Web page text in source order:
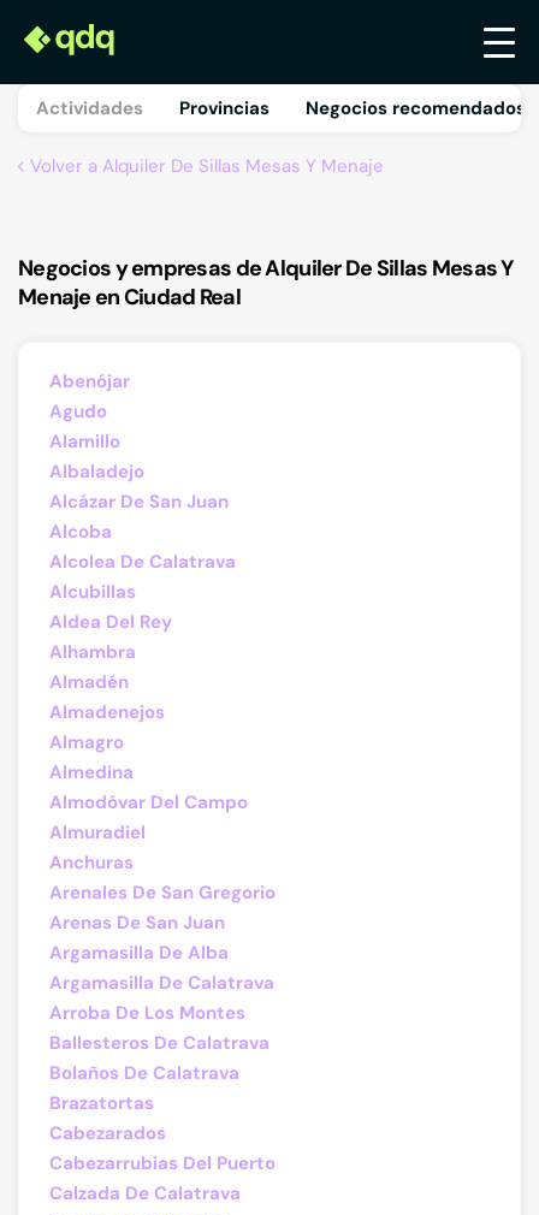
Actividades Provincias Negocios recomendados
Volver a Alquiler De Sillas Mesas Y Menaje
Negocios y empresas de Alquiler De Sillas Mesas Y
Menaje en Ciudad Real
Abenójar
Agudo
Alamillo
Albaladejo
Alcázar De San Juan
Alcoba
Alcolea De Calatrava
Alcubillas
Aldea Del Rey
Alhambra
Almadén
Almadenejos
Almagro
Almedina
Almodóvar Del Campo
Almuradiel
Anchuras
Arenales De San Gregorio
Arenas De San Juan
Argamasilla De Alba
Argamasilla De Calatrava
Arroba De Los Montes
Ballesteros De Calatrava
Bolaños De Calatrava
Brazatortas
Cabezarados
Cabezarrubias Del Puerto
Calzada De Calatrava